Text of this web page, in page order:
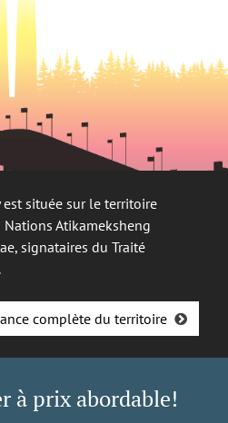
située sur le territoire
Atikameksheng
signataires du Traité
complète du territoire
à prix abordable!